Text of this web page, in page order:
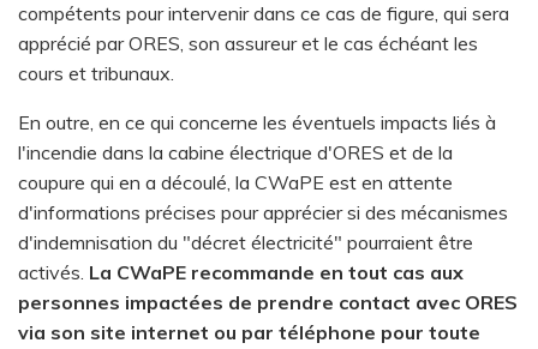
compétents pour intervenir dans ce cas de figure, qui sera
apprécié par ORES, son assureur et le cas échéant les
cours et tribunaux.
En outre, en ce qui concerne les éventuels impacts liés à
l'incendie dans la cabine électrique d'ORES et de la
coupure qui en a découlé, la CWaPE est en attente
d'informations précises pour apprécier si des mécanismes
d'indemnisation du "décret électricité" pourraient être
activés. La CWaPE recommande en tout cas aux
personnes impactées de prendre contact avec ORES
via son site internet ou par téléphone pour toute